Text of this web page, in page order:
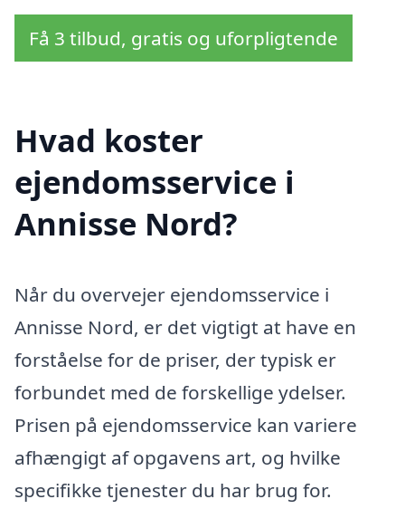
Få 3 tilbud, gratis og uforpligtende
Hvad koster
ejendomsservice i
Annisse Nord?
Når du overvejer ejendomsservice i
Annisse Nord, er det vigtigt at have en
forståelse for de priser, der typisk er
forbundet med de forskellige ydelser.
Prisen på ejendomsservice kan variere
afhængigt af opgavens art, og hvilke
specifikke tjenester du har brug for.